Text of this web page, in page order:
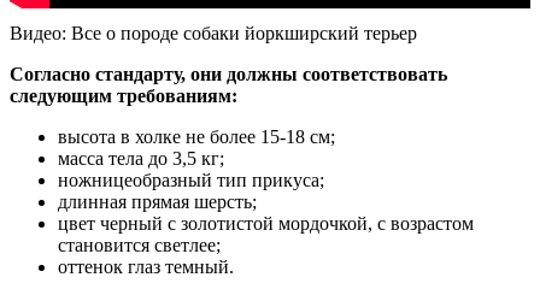
Видео: Все о породе собаки йоркширский терьер
Согласно стандарту, они должны соответствовать
следующим требованиям:
высота в холке не более 15-18 см;
масса тела до 3,5 кг;
ножницеобразный тип прикуса;
длинная прямая шерсть;
цвет черный с золотистой мордочкой, с возрастом
становится светлее;
оттенок глаз темный.